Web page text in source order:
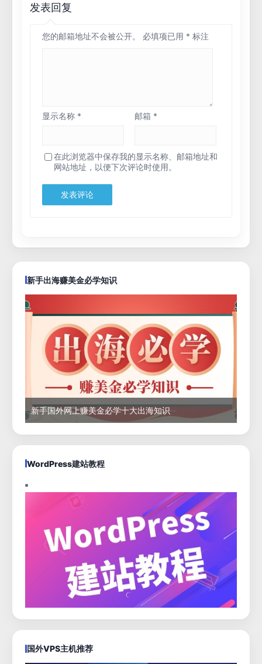
发表回复
您的邮箱地址不会被公开。 必填项已用 * 标注
显示名称 * 邮箱 *
在此浏览器中保存我的显示名称、邮箱地址和
网站地址，以便下次评论时使用。
新手出海赚美金必学知识
新手国外网上赚美金必学十大出海知识
WordPress建站教程
国外VPS主机推荐